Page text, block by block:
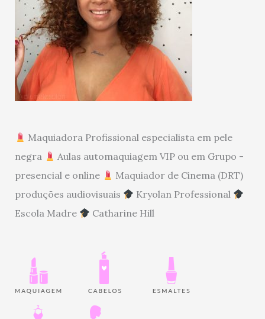
Maquiadora Profissional especialista em pele
negra
Aulas automaquiagem VIP ou em Grupo -
presencial e online
Maquiador de Cinema (DRT)
produções audiovisuais
Kryolan Professional
Escola Madre
Catharine Hill